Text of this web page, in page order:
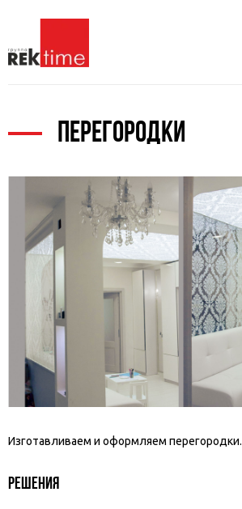
ПЕРЕГОРОДКИ
Изготавливаем и оформляем перегородки.
Решения